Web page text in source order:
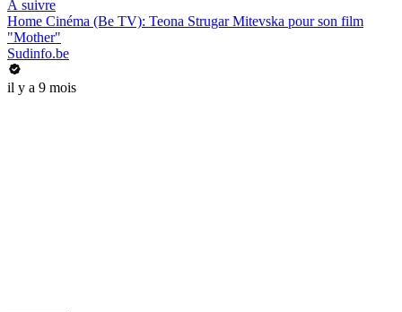
À suivre
Home Cinéma (Be TV): Teona Strugar Mitevska pour son film
"Mother"
Sudinfo.be
il y a 9 mois